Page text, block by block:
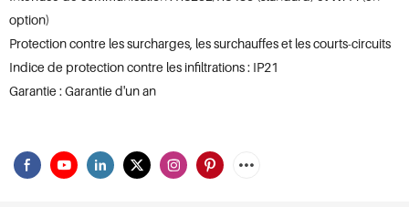
option)
Protection contre les surcharges, les surchauffes et les courts-circuits
Indice de protection contre les infiltrations : IP21
Garantie : Garantie d'un an